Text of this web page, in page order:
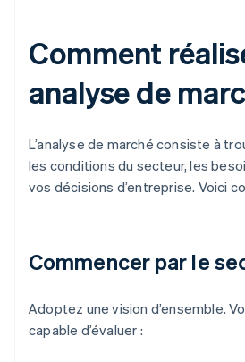
Comment
analyse de
L’analyse de marché consiste à
les conditions du secteur, les
vos décisions d’entreprise. Voici
Commencer par le
Adoptez une vision d’ensemble.
capable d’évaluer :